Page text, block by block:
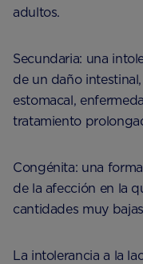
adultos.
Secundaria: una
de un daño
estomacal,
tratamiento
Congénita: una
de la afección en la
cantidades muy
La intolerancia a la